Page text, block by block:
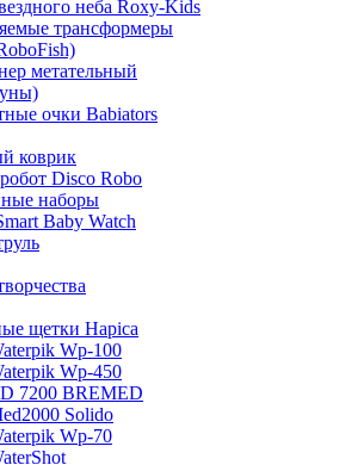
неба Roxy-Kids
трансформеры
метательный
очки Babiators
коврик
Disco Robo
наборы
Baby Watch
щетки Hapica
Wp-100
Wp-450
7200 BREMED
Solido
Wp-70